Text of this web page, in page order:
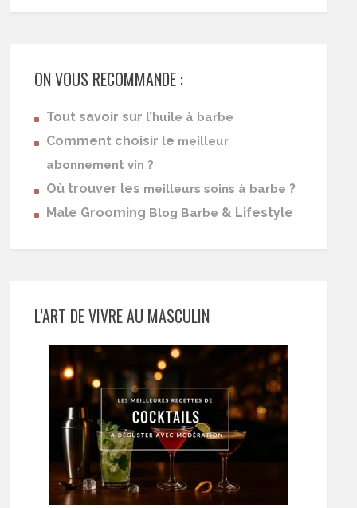
ON VOUS RECOMMANDE :
Tout savoir sur l’huile à barbe
Comment choisir le meilleur
abonnement vin ?
Où trouver les meilleurs soins à barbe ?
Male Grooming Blog Barbe & Lifestyle
L’ART DE VIVRE AU MASCULIN